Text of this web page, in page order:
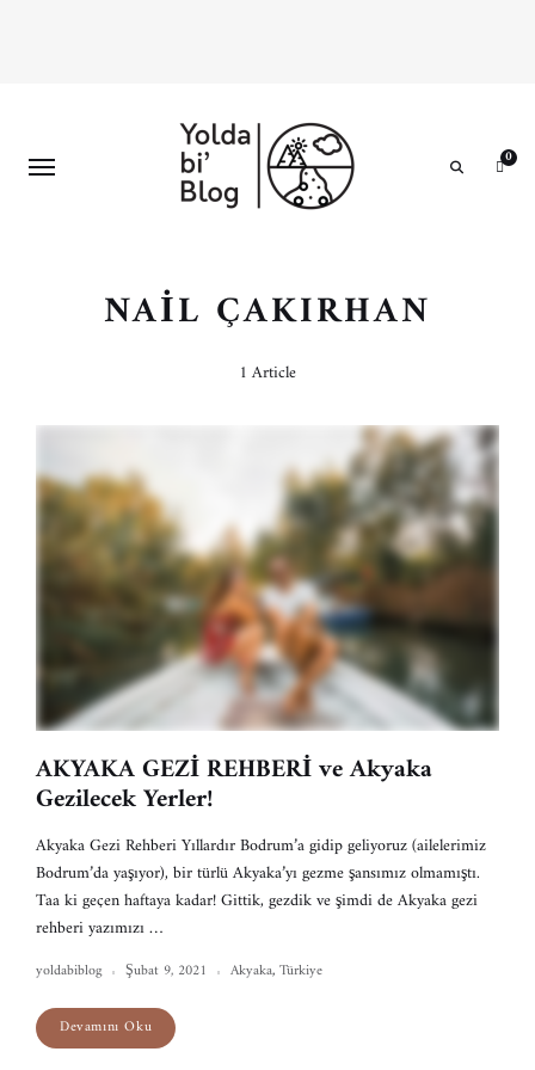
0
NAIL ÇAKIRHAN
1 Article
AKYAKA GEZİ REHBERİ ve Akyaka
Gezilecek Yerler!
Akyaka Gezi Rehberi Yıllardır Bodrum’a gidip geliyoruz (ailelerimiz
Bodrum’da yaşıyor), bir türlü Akyaka’yı gezme şansımız olmamıştı.
Taa ki geçen haftaya kadar! Gittik, gezdik ve şimdi de Akyaka gezi
rehberi yazımızı …
yoldabiblog Şubat 9, 2021 Akyaka,Türkiye
Devamını Oku